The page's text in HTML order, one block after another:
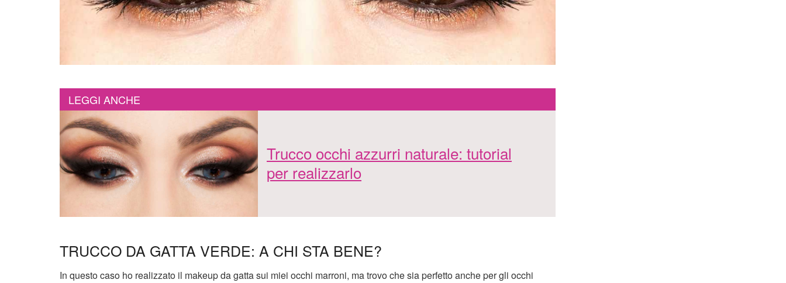
LEGGI ANCHE
Trucco occhi azzurri naturale: tutorial
per realizzarlo
TRUCCO DA GATTA VERDE: A CHI STA BENE?
In questo caso ho realizzato il makeup da gatta sui miei occhi marroni, ma trovo che sia perfetto anche per gli occhi